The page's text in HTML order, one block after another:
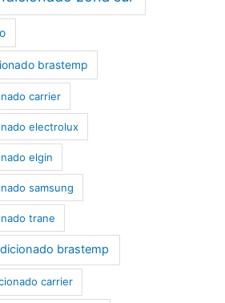
brastemp
carrier
electrolux
elgin
samsung
trane
brastemp
carrier